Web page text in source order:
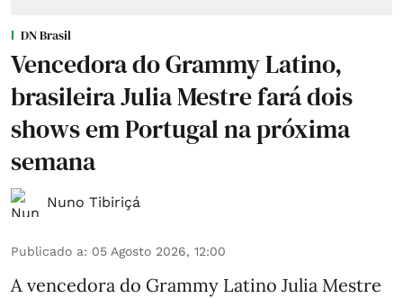
DN Brasil
Vencedora do Grammy Latino,
brasileira Julia Mestre fará dois
shows em Portugal na próxima
semana
Nuno Tibiriçá
Publicado a: 05 Agosto 2026, 12:00
A vencedora do Grammy Latino Julia Mestre